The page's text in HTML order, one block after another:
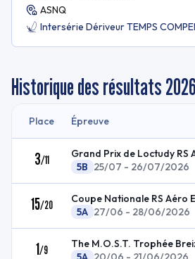
ASNQ
Intersérie Dériveur TEMPS
Historique des résultats2026
Place Épreuve
3/11
5B 25/07 - 26/07/2026
15/20
Coupe Nationale RS Aéro
5A 27/06 - 28/06/2026
1/9
The M.O.S.T. Trophée